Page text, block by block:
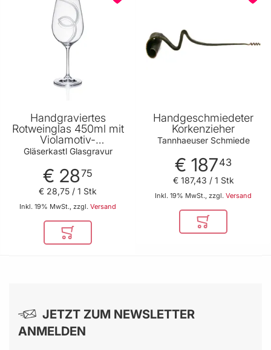
Handgraviertes
Rotweinglas 450ml mit
Violamotiv-
Namensgravur und
Gläserkastl Glasgravur
€ 2875
Inkl. 19% MwSt., zzgl. Versand
€ 28,75 / 1 Stk
In den Warenkorb
Handgeschmiedeter
Korkenzieher
Tannhaeuser Schmiede
€ 18743
Inkl. 19% MwSt., zzgl. Versand
€ 187,43 / 1 Stk
In den
JETZT ZUM NEWSLETTER
ANMELDEN